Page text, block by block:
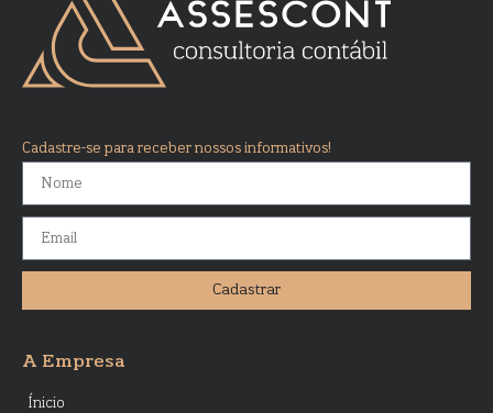
Cadastre-se para receber nossos informativos!
Cadastrar
A Empresa
Ínicio